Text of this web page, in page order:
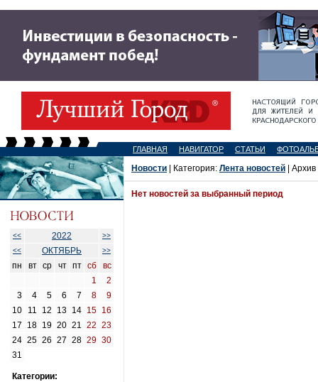
ГЛАВНАЯ НАВИГАТОР СТАТЬИ
<< 2022
>>
<<
ОКТЯБРЬ >>
пн вт ср чт пт сб
вс
1
2
3
4 5 6 7 8
9
10
11 12 13 14 15 16
17
18 19 20 21 22 23
24 25 26 27 28 29 30
31
Категории:
Новости | Категория: Лента новостей |
Нет новостей за выбранный период